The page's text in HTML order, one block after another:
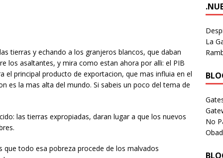
tierras y echando a los granjeros blancos, que daban
los asaltantes, y mira como estan ahora por alli: el PIB
el principal producto de exportacion, que mas influia en el
es la mas alta del mundo. Si sabeis un poco del tema de
las tierras expropiadas, daran lugar a que los nuevos
que todo esa pobreza procede de los malvados
La
No